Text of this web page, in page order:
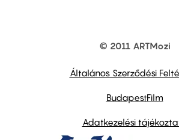
© 2011 ARTMozi
Általános Szerződési
BudapestFilm
Adatkezelési